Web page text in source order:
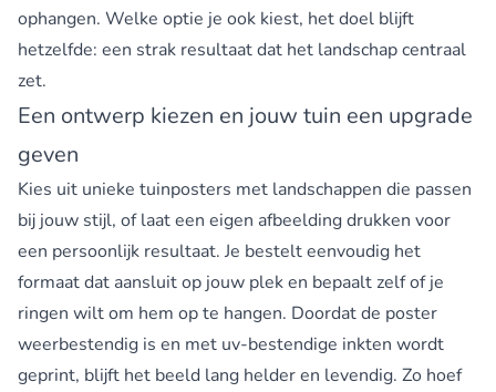
ophangen. Welke optie je ook kiest, het doel blijft
hetzelfde: een strak resultaat dat het landschap centraal
zet.
Een ontwerp kiezen en jouw tuin een upgrade
geven
Kies uit unieke tuinposters met landschappen die passen
bij jouw stijl, of laat een eigen afbeelding drukken voor
een persoonlijk resultaat. Je bestelt eenvoudig het
formaat dat aansluit op jouw plek en bepaalt zelf of je
ringen wilt om hem op te hangen. Doordat de poster
weerbestendig is en met uv-bestendige inkten wordt
geprint, blijft het beeld lang helder en levendig. Zo hoef